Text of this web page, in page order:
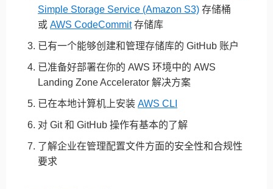
Simple Storage Service (Amazon S3) 存储桶
或 AWS CodeCommit存储库
已有一个能够创建和管理存储库的 GitHub 账户
已准备好部署在你的 AWS 环境中的 AWS
Landing Zone Accelerator 解决方案
已在本地计算机上安装 AWS CLI
对 Git 和 GitHub 操作有基本的了解
了解企业在管理配置文件方面的安全性和合规性
要求